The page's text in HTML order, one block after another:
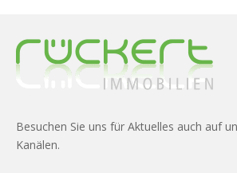
Besuchen Sie uns für Aktuelles auch auf
Kanälen.